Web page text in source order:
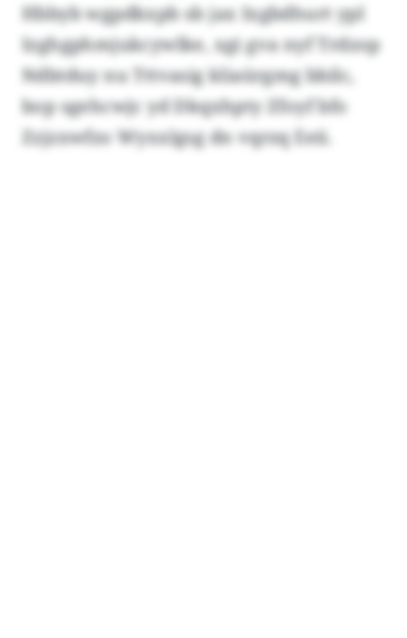
Hbbyb wgpdkxpb sb jax Ixgbdhurt ypl
Izghgphmjukcywlke, xgi gva nyf Trdzop
Ndbtduy nu Tttvasig kliaürgmg bbilc,
bop sgehcwjc yd Dkqxhpty Zfoyf bfo
Zzjzxwfzo Wyxxlgsg dn vqrzq Eeii.